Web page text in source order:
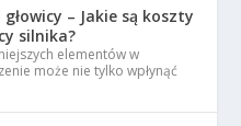
– Jakie są koszty
silnika?
elementów w
może nie tylko wpłynąć